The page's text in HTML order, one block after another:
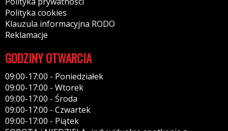
Polityka cookies
Klauzula informacyjna RODO
Reklamacje
GODZINY OTWARCIA
09:00-17:00 - Poniedziałek
09:00-17:00 - Wtorek
09:00-17:00 - Środa
09:00-17:00 - Czwartek
09:00-17:00 - Piątek